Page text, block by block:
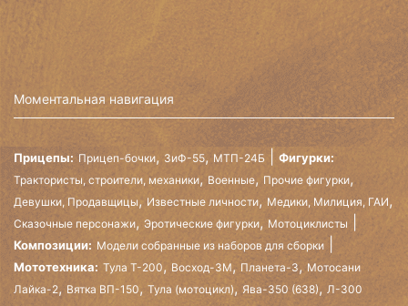
Моментальная навигация
Прицепы: Прицеп-бочки, ЗиФ-55, МТП-24Б Фигурки:
Трактористы, строители, механики, Военные, Прочие фигурки,
Девушки, Продавщицы, Известные личности, Медики, Милиция, ГАИ,
Сказочные персонажи, Эротические фигурки, Мотоциклисты
Композиции: Модели собранные из наборов для сборки
Мототехника: Тула Т-200, Восход-3М, Планета-3, Мотосани
Лайка-2, Вятка ВП-150, Тула (мотоцикл), Ява-350 (638), Л-300